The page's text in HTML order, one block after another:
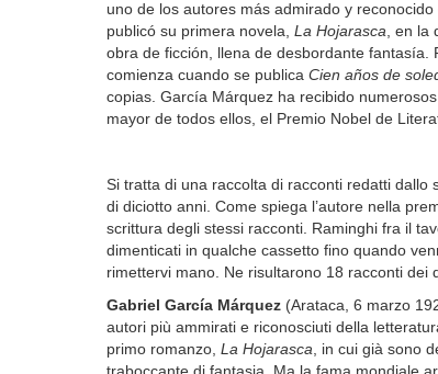
uno de los autores más admirado y
publicó su primera novela, La Hojarasca, en la
obra de ficción, llena de desbordante
comienza cuando se publica Cien años de
copias. García Márquez ha recibido
mayor de todos ellos, el Premio Nobel de
Si tratta di una raccolta di racconti redatti
di diciotto anni. Come spiega l’autore nella
scrittura degli stessi racconti. Raminghi fra il
dimenticati in qualche cassetto fino quando
rimettervi mano. Ne risultarono 18 racconti
Gabriel García Márquez (Arataca, 6 marzo
autori più ammirati e riconosciuti della
primo romanzo, La Hojarasca, in cui già sono